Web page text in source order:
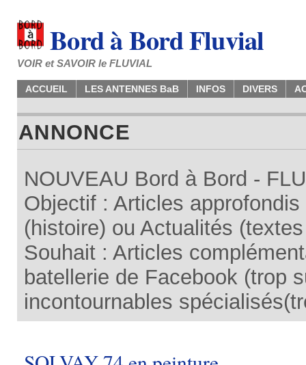
Bord à Bord Fluvial
VOIR et SAVOIR le FLUVIAL
ACCUEIL LES ANTENNES BaB INFOS DIVERS
ANNONCE
NOUVEAU Bord à Bord -
Objectif : Articles
(histoire) ou Actualités
Souhait : Articles
batellerie de Facebook (trop
incontournables